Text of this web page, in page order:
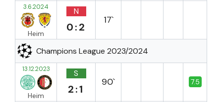
3.6.2024
Heim
N
0:2
17`
Champions League 2023/2024
13.12.2023
Heim
S
2:1
90` 7.5